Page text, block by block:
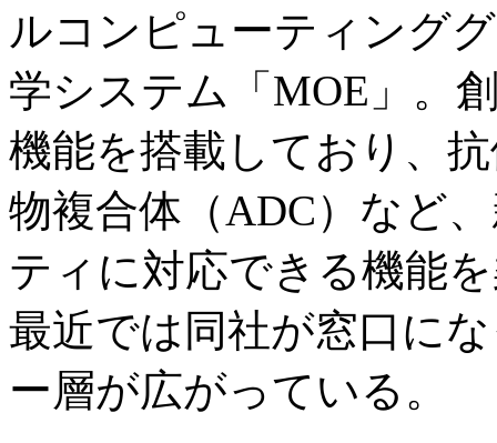
ルコンピューティング
学システム「MOE」。
機能を搭載しており、
物複合体（ADC）など
ティに対応できる機能
最近では同社が窓口に
ー層が広がっている。